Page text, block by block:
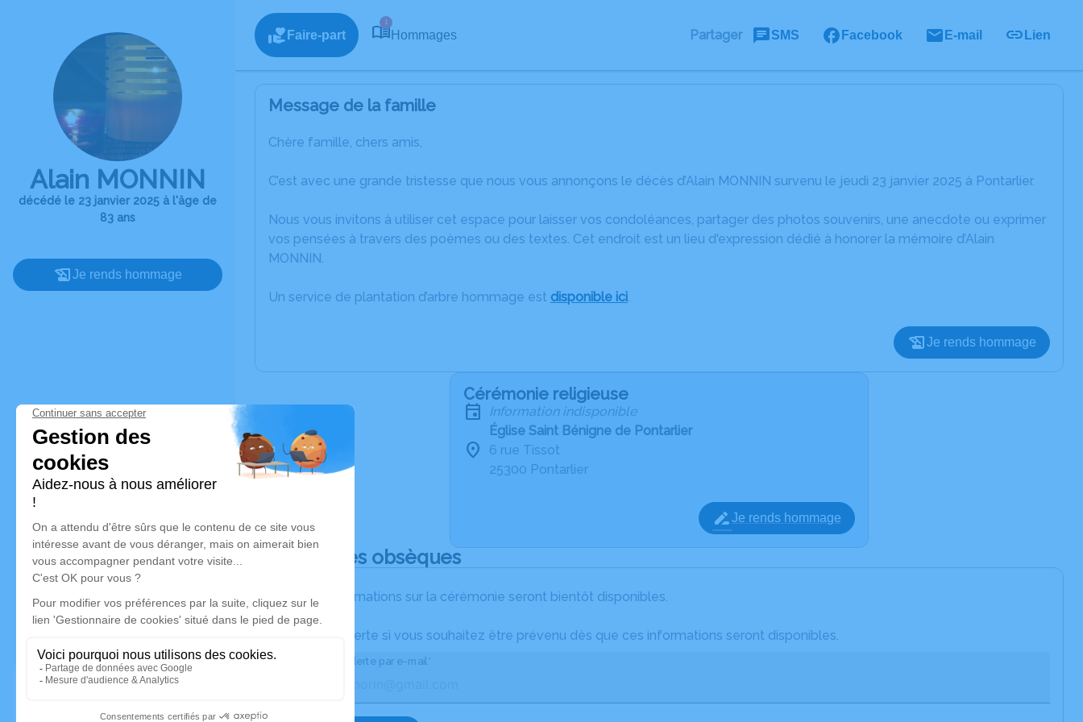
Alain MONNIN
décédé le 23 janvier 2025 à l'âge de
83 ans
Je rends hommage
Faire-part
1
Hommages Partager SMS Facebook E-mail Lien
Message de la famille
Chère famille, chers amis,
C’est avec une grande tristesse que nous vous annonçons le décès d’Alain MONNIN survenu le jeudi 23 janvier 2025 à Pontarlier.
Nous vous invitons à utiliser cet espace pour laisser vos condoléances, partager des photos souvenirs, une anecdote ou exprimer
vos pensées à travers des poèmes ou des textes. Cet endroit est un lieu d'expression dédié à honorer la mémoire d’Alain
MONNIN.
Un service de plantation d’arbre hommage est disponible ici.
Je rends hommage
Cérémonie religieuse
Information indisponible
Église Saint Bénigne de Pontarlier
6 rue Tissot
25300 Pontarlier
Je rends hommage
Déroulé des obsèques
Les informations sur la cérémonie seront bientôt disponibles.
Activez une alerte si vous souhaitez être prévenu dès que ces informations seront disponibles.
Recevoir une alerte par e-mail*